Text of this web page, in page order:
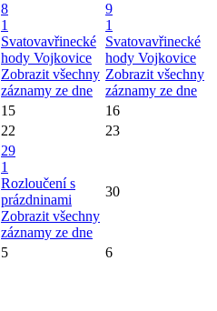
8
1
Svatovavřinecké
hody Vojkovice
Zobrazit všechny
záznamy ze dne
9
1
Svatovavřinecké
hody Vojkovice
Zobrazit všechny
záznamy ze dne
15
16
22 23
29
1
Rozloučení s
prázdninami
Zobrazit všechny
záznamy ze dne
30
5 6